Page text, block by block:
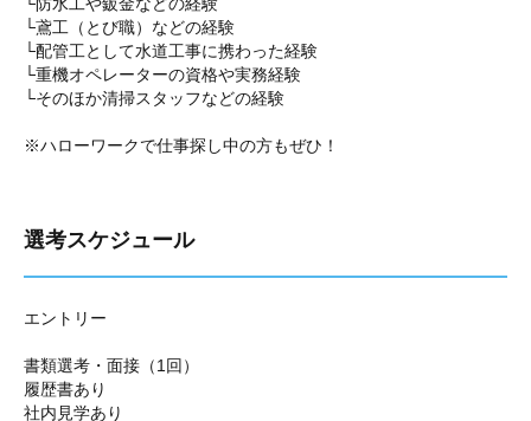
└鳶工（とび職）などの経験
└配管工として水道工事に携わった経験
└重機オペレーターの資格や実務経験
└そのほか清掃スタッフなどの経験
※ハローワークで仕事探し中の方もぜひ！
選考スケジュール
エントリー
書類選考・面接（1回）
履歴書あり
社内見学あり